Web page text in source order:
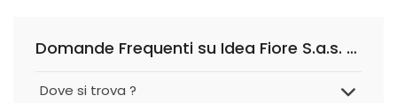
Domande Frequenti su Idea Fiore S.a.s. di Tremolati Oscar & C
Dove si trova ?